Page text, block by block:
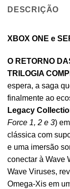
DESCRIÇÃO
XBOX ONE e
O RETORNO
TRILOGIA
espera, a saga
finalmente ao
Legacy
Force 1, 2 e 3)
clássica com
e uma imersão
conectar à Wave
Wave Viruses,
Omega-Xis em